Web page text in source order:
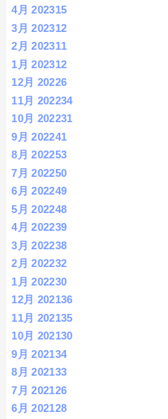
4月 202315
3月 202312
2月 202311
1月 202312
12月 20226
11月 202234
10月 202231
9月 202241
8月 202253
7月 202250
6月 202249
5月 202248
4月 202239
3月 202238
2月 202232
1月 202230
12月 202136
11月 202135
10月 202130
9月 202134
8月 202133
7月 202126
6月 202128